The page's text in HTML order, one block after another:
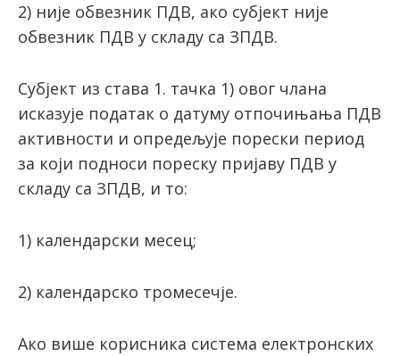
2) није обвезник ПДВ, ако субјект није
обвезник ПДВ у складу са ЗПДВ.
Субјект из става 1. тачка 1) овог члана
исказује податак о датуму отпочињања ПДВ
активности и опредељује порески период
за који подноси пореску пријаву ПДВ у
складу са ЗПДВ, и то:
1) календарски месец;
2) календарско тромесечје.
Ако више корисника система електронских